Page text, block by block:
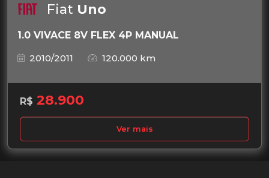
Fiat Uno
1.0 VIVACE 8V FLEX 4P MANUAL
2010/2011
120.000 km
R$ 28.900
Ver mais